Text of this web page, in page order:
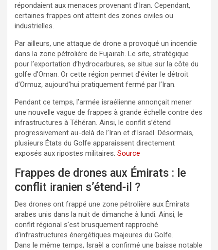
répondaient aux menaces provenant d’Iran. Cependant,
certaines frappes ont atteint des zones civiles ou
industrielles.
Par ailleurs, une attaque de drone a provoqué un incendie
dans la zone pétrolière de Fujaïrah. Le site, stratégique
pour l’exportation d’hydrocarbures, se situe sur la côte du
golfe d’Oman. Or cette région permet d’éviter le détroit
d’Ormuz, aujourd’hui pratiquement fermé par l’Iran.
Pendant ce temps, l’armée israélienne annonçait mener
une nouvelle vague de frappes à grande échelle contre des
infrastructures à Téhéran. Ainsi, le conflit s’étend
progressivement au-delà de l’Iran et d’Israël. Désormais,
plusieurs États du Golfe apparaissent directement
exposés aux ripostes militaires. Source
Frappes de drones aux Émirats : le
conflit iranien s’étend-il ?
Des drones ont frappé une zone pétrolière aux Émirats
arabes unis dans la nuit de dimanche à lundi. Ainsi, le
conflit régional s’est brusquement rapproché
d’infrastructures énergétiques majeures du Golfe.
Dans le même temps, Israël a confirmé une baisse notable